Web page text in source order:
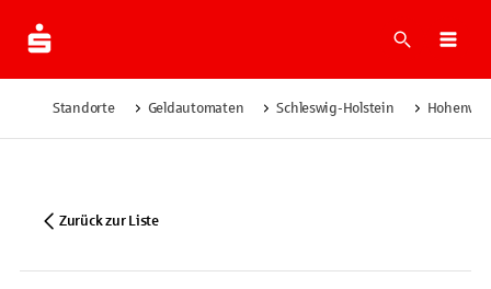
Suche
Standorte Geldautomaten Schleswig-Holstein
Zurück zur Liste